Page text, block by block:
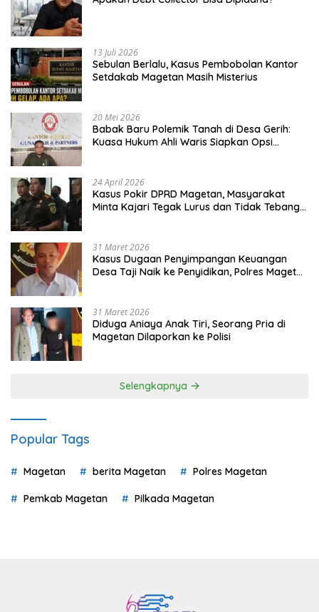
13 Juli 2026
Sebulan Berlalu, Kasus Pembobolan Kantor
Setdakab Magetan Masih Misterius
20 Mei 2026
Babak Baru Polemik Tanah di Desa Gerih:
Kuasa Hukum Ahli Waris Siapkan Opsi
24 April 2026
Kasus Pokir DPRD Magetan, Masyarakat
Minta Kajari Tegak Lurus dan Tidak Tebang
31 Maret 2026
Kasus Dugaan Penyimpangan Keuangan
Desa Taji Naik ke Penyidikan, Polres Magetan
31 Maret 2026
Diduga Aniaya Anak Tiri, Seorang Pria di
Magetan Dilaporkan ke Polisi
Selengkapnya
Popular Tags
Magetan berita Magetan Polres Magetan
Pemkab Magetan Pilkada Magetan